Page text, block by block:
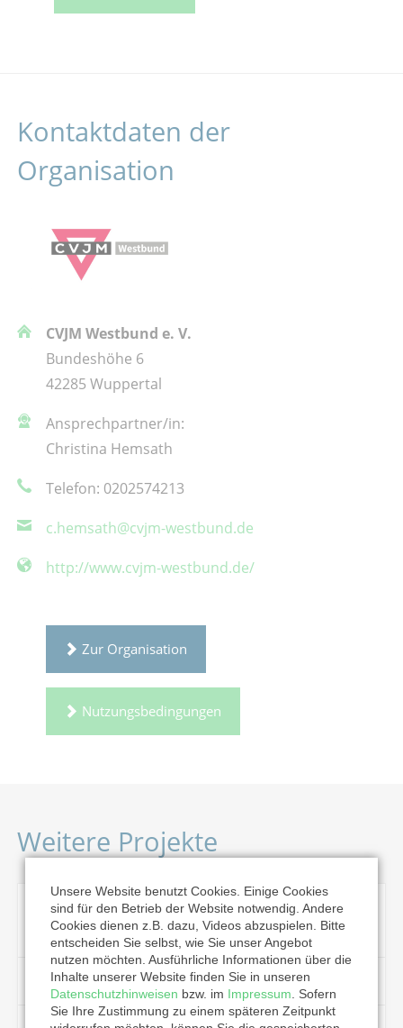
Kontaktdaten der
Organisation
CVJM Westbund e. V.
Bundeshöhe 6
42285 Wuppertal
Ansprechpartner/in:
Christina Hemsath
Telefon: 0202574213
c.hemsath@cvjm-westbund.de
http://www.cvjm-westbund.de/
Zur Organisation
Nutzungsbedingungen
Weitere Projekte
Hauptamtliche Begleitung der bündischen
Arbeit
Jugendevangelisation
Unsere Website benutzt Cookies. Einige Cookies
sind für den Betrieb der Website notwendig. Andere
Cookies dienen z.B. dazu, Videos abzuspielen. Bitte
entscheiden Sie selbst, wie Sie unser Angebot
nutzen möchten. Ausführliche Informationen über die
Inhalte unserer Website finden Sie in unseren
Datenschutzhinweisen bzw. im Impressum . Sofern
Sie Ihre Zustimmung zu einem späteren Zeitpunkt